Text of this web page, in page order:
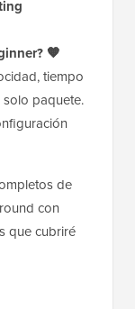
🧡
tiempo
paquete.
de
con
que cubriré